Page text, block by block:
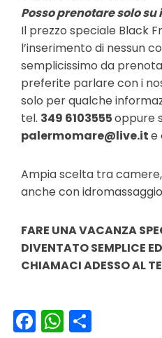
Posso prenotare solo su
Il prezzo speciale Black
l’inserimento di nessun
semplicissimo da
preferite parlare con i
solo per qualche
tel. 349 6103555oppure
palermomare@live.ite
Ampia scelta tra
anche con
FARE UNA VACANZA
DIVENTATO SEMPLICE
CHIAMACI ADESSO AL
Facebook